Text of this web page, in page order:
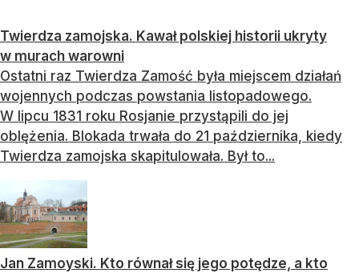
Twierdza zamojska. Kawał polskiej historii ukryty
w murach warowni
Ostatni raz Twierdza Zamość była miejscem działań
wojennych podczas powstania listopadowego.
W lipcu 1831 roku Rosjanie przystąpili do jej
oblężenia. Blokada trwała do 21 października, kiedy
Twierdza zamojska skapitulowała. Był to...
Jan Zamoyski. Kto równał się jego potędze, a kto